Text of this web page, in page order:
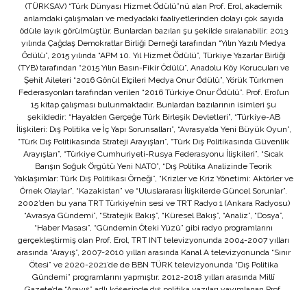
(TÜRKSAV) “Türk Dünyası Hizmet Ödülü”nü alan Prof. Erol, akademik
anlamdaki çalışmaları ve medyadaki faaliyetlerinden dolayı çok sayıda
ödüle layık görülmüştür. Bunlardan bazıları şu şekilde sıralanabilir: 2013
yılında Çağdaş Demokratlar Birliği Derneği tarafından “Yılın Yazılı Medya
Ödülü”, 2015 yılında “APM 10. Yıl Hizmet Ödülü”, Türkiye Yazarlar Birliği
(TYB) tarafından “2015 Yılın Basın-Fikir Ödülü”, Anadolu Köy Korucuları ve
Şehit Aileleri “2016 Gönül Elçileri Medya Onur Ödülü”, Yörük Türkmen
Federasyonları tarafından verilen “2016 Türkiye Onur Ödülü”. Prof. Erol’un
15 kitap çalışması bulunmaktadır. Bunlardan bazılarının isimleri şu
şekildedir: “Hayalden Gerçeğe Türk Birleşik Devletleri”, “Türkiye-AB
İlişkileri: Dış Politika ve İç Yapı Sorunsalları”, “Avrasya’da Yeni Büyük Oyun”,
“Türk Dış Politikasında Strateji Arayışları”, “Türk Dış Politikasında Güvenlik
Arayışları”, “Türkiye Cumhuriyeti-Rusya Federasyonu İlişkileri”, “Sıcak
Barışın Soğuk Örgütü Yeni NATO”, “Dış Politika Analizinde Teorik
Yaklaşımlar: Türk Dış Politikası Örneği”, “Krizler ve Kriz Yönetimi: Aktörler ve
Örnek Olaylar”, “Kazakistan” ve “Uluslararası İlişkilerde Güncel Sorunlar”.
2002’den bu yana TRT Türkiye’nin sesi ve TRT Radyo 1 (Ankara Radyosu)
“Avrasya Gündemi”, “Stratejik Bakış”, “Küresel Bakış”, “Analiz”, “Dosya”,
“Haber Masası”, “Gündemin Öteki Yüzü” gibi radyo programlarını
gerçekleştirmiş olan Prof. Erol, TRT INT televizyonunda 2004-2007 yılları
arasında “Arayış”, 2007-2010 yılları arasında Kanal A televizyonunda “Sınır
Ötesi” ve 2020-2021’de de BBN TÜRK televizyonunda “Dış Politika
Gündemi” programlarını yapmıştır. 2012-2018 yılları arasında Millî